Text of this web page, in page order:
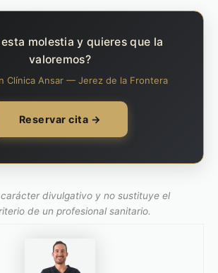
esta molestia y quieres que la
valoremos?
Clínica Ansar — Jerez de la Frontera
Reservar cita →
divulgativo y no sustituye el
de un profesional sanitario.